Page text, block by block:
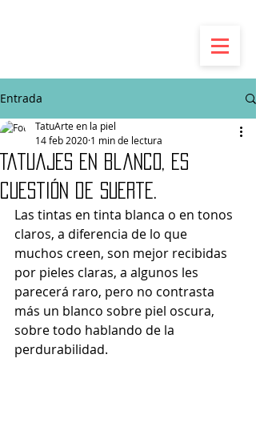
Entrada
Tatuajes en blanco, es
cuestión de suerte.
TatuArte en la piel
14 feb 2020 1 min de lectura
Las tintas en tinta blanca o en tonos
claros, a diferencia de lo que
muchos creen, son mejor recibidas
por pieles claras, a algunos les
parecerá raro, pero no contrasta
más un blanco sobre piel oscura,
sobre todo hablando de la
perdurabilidad.